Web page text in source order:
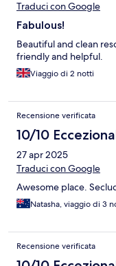
Traduci con Google
Fabulous!
Beautiful and clean
friendly and helpful.
Viaggio di 2 notti
Recensione verificata
10/10
27 apr 2025
Traduci con Google
Awesome place.
Natasha, viaggio di 3
Recensione verificata